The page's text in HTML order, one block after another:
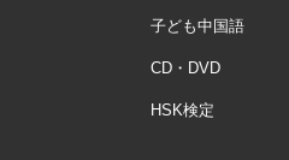
子ども中国語
CD・DVD
HSK検定